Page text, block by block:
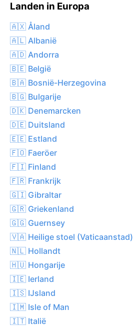
Landen in Europa
🇦🇽 Åland
🇦🇱 Albanië
🇦🇩 Andorra
🇧🇪 België
🇧🇦 Bosnië-Herzegovina
🇧🇬 Bulgarije
🇩🇰 Denemarcken
🇩🇪 Duitsland
🇪🇪 Estland
🇫🇴 Faeröer
🇫🇮 Finland
🇫🇷 Frankrijk
🇬🇮 Gibraltar
🇬🇷 Griekenland
🇬🇬 Guernsey
🇻🇦 Heilige stoel (Vaticaanstad)
🇳🇱 Hollandt
🇭🇺 Hongarije
🇮🇪 Ierland
🇮🇸 IJsland
🇮🇲 Isle of Man
🇮🇹 Italië